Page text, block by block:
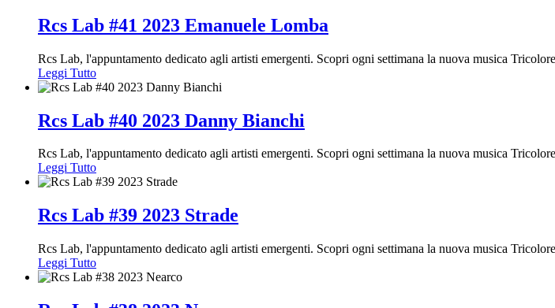
Rcs Lab #41 2023 Emanuele Lomba
Rcs Lab, l'appuntamento dedicato agli artisti emergenti. Scopri ogni settimana la nuova musica
Leggi Tutto
Rcs Lab #40 2023 Danny Bianchi
Rcs Lab, l'appuntamento dedicato agli artisti emergenti. Scopri ogni settimana la nuova musica
Leggi Tutto
Rcs Lab #39 2023 Strade
Rcs Lab, l'appuntamento dedicato agli artisti emergenti. Scopri ogni settimana la nuova musica
Leggi Tutto